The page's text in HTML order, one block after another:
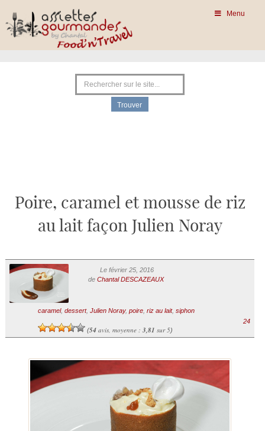
Menu
Poire, caramel et mousse de riz
au lait façon Julien Noray
Le février 25, 2016
de Chantal DESCAZEAUX
caramel, dessert, Julien Noray, poire, riz au lait, siphon
(54avis, moyenne : 3,81 sur 5)
24